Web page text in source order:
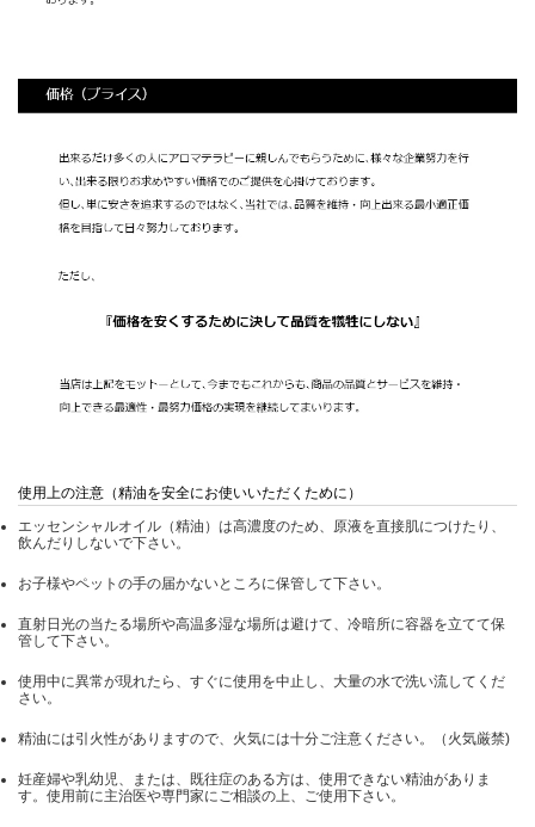
使用上の注意（精油を安全にお使いいただくために）
エッセンシャルオイル（精油）は高濃度のため、原液を直接肌につけたり、
飲んだりしないで下さい。
お子様やペットの手の届かないところに保管して下さい。
直射日光の当たる場所や高温多湿な場所は避けて、冷暗所に容器を立てて保
管して下さい。
使用中に異常が現れたら、すぐに使用を中止し、大量の水で洗い流してくだ
さい。
精油には引火性がありますので、火気には十分ご注意ください。（火気厳禁)
妊産婦や乳幼児、または、既往症のある方は、使用できない精油がありま
す。使用前に主治医や専門家にご相談の上、ご使用下さい。